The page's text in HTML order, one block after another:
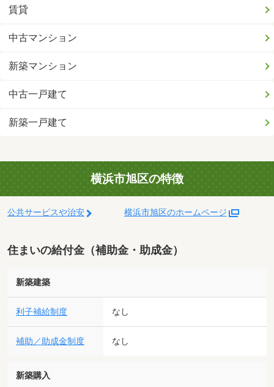
賃貸
中古マンション
新築マンション
中古一戸建て
新築一戸建て
横浜市旭区の特徴
公共サービスや治安 横浜市旭区のホームページ
住まいの給付金（補助金・助成金）
新築建築
利子補給制度 なし
補助／助成金制度 なし
新築購入